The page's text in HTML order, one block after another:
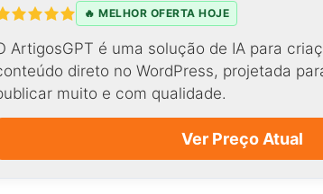
🔥 MELHOR OFERTA HOJE
ArtigosGPT é uma solução de IA para
direto no WordPress, projetada
muito e com qualidade.
Ver Preço Atual